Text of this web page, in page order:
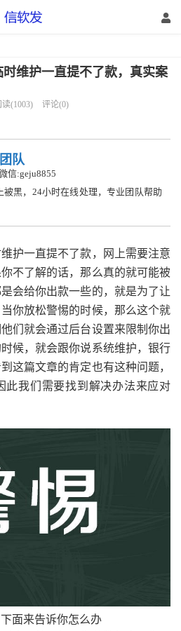
维护一直提不了款，真实案
读(1003) 评论(0)
队
信:geju8855
被黑，24小时在线处理，专业团队帮助
护一直提不了款，网上需要注意
不了解的话，那么真的就可能被
会给你出款一些的，就是为了让
你放松警惕的时候，那么这个就
们就会通过后台设置来限制你出
候，就会跟你说系统维护，银行
这篇文章的肯定也有这种问题，
此我们需要找到解决办法来应对
面来告诉你怎么办